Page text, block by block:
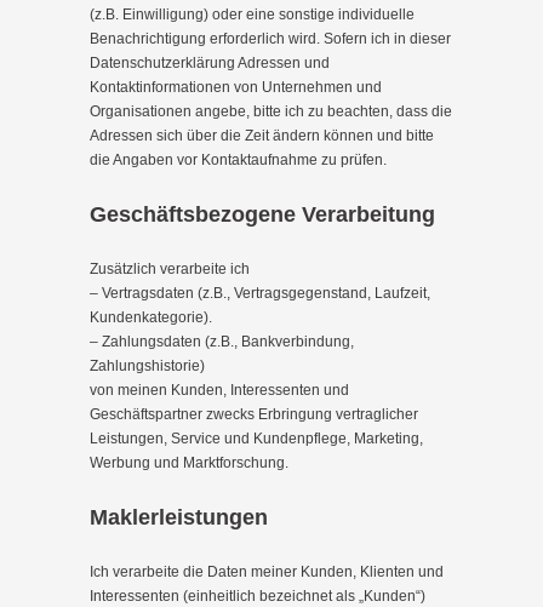
(z.B. Einwilligung) oder eine sonstige individuelle
Benachrichtigung erforderlich wird. Sofern ich in dieser
Datenschutzerklärung Adressen und
Kontaktinformationen von Unternehmen und
Organisationen angebe, bitte ich zu beachten, dass die
Adressen sich über die Zeit ändern können und bitte
die Angaben vor Kontaktaufnahme zu prüfen.
Geschäftsbezogene Verarbeitung
Zusätzlich verarbeite ich
– Vertragsdaten (z.B., Vertragsgegenstand, Laufzeit,
Kundenkategorie).
– Zahlungsdaten (z.B., Bankverbindung,
Zahlungshistorie)
von meinen Kunden, Interessenten und
Geschäftspartner zwecks Erbringung vertraglicher
Leistungen, Service und Kundenpflege, Marketing,
Werbung und Marktforschung.
Maklerleistungen
Ich verarbeite die Daten meiner Kunden, Klienten und
Interessenten (einheitlich bezeichnet als „Kunden“)